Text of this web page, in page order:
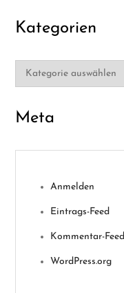
Kategorien
Kategorien
Meta
Anmelden
Eintrags-Feed
Kommentar-Feed
WordPress.org